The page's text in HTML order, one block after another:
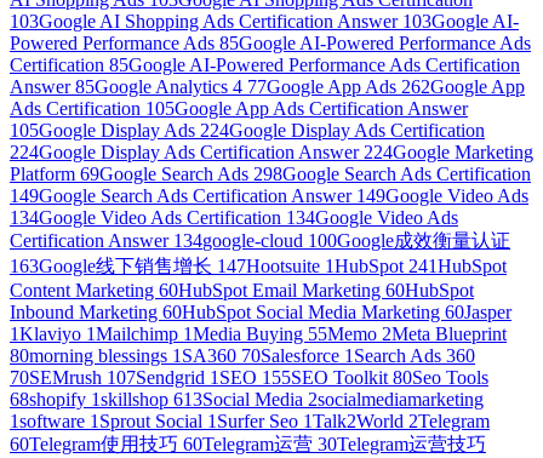
103Google AI Shopping Ads Certification Answer 103Google AI-
Powered Performance Ads 85Google AI-Powered Performance Ads
Certification 85Google AI-Powered Performance Ads Certification
Answer85Google Analytics 4 77Google App Ads 262Google App
Ads Certification 105Google App Ads Certification Answer
105Google Display Ads 224Google Display Ads Certification
224Google Display Ads Certification Answer 224Google Marketing
Platform 69Google Search Ads 298Google Search Ads Certification
149Google Search Ads Certification Answer 149Google Video Ads
134Google Video Ads Certification 134Google Video Ads
Certification Answer 134google-cloud 100Google成效衡量认证
163Google线下销售增长 147Hootsuite 1HubSpot 241HubSpot
Content Marketing 60HubSpot Email Marketing 60HubSpot
Inbound Marketing 60HubSpot Social Media Marketing 60Jasper
1Klaviyo 1Mailchimp 1Media Buying 55Memo 2Meta Blueprint
80morning blessings 1 SA360 70Salesforce 1 Search Ads 360
70SEMrush 107Sendgrid 1 SEO 155SEO Toolkit 80Seo Tools
68shopify 1skillshop 613Social Media 2socialmediamarketing
1software 1 Sprout Social 1 Surfer Seo 1Talk2World 2Telegram
60Telegram使用技巧 60Telegram运营 30Telegram运营技巧